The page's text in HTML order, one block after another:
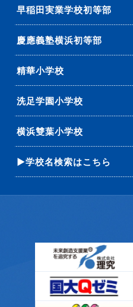
早稲田実業学校初等部
慶應義塾横浜初等部
精華小学校
洗足学園小学校
横浜雙葉小学校
▶学校名検索はこちら